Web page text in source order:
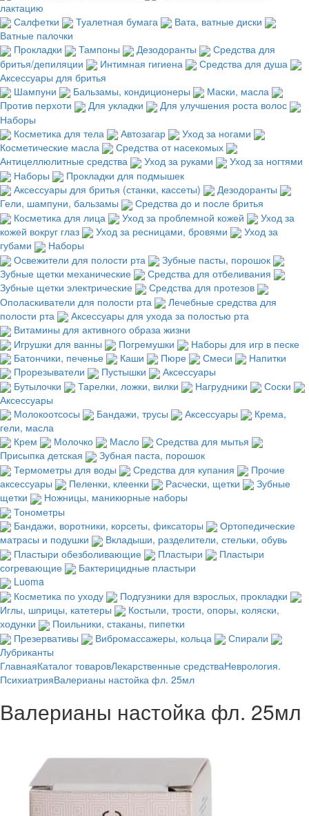
лактацию
Салфетки
Туалетная бумага
Вата, ватные диски
Ватные палочки
Прокладки
Тампоны Дезодоранты
Средства для
бритья/депиляции
Интимная гигиена
Средства для душа
Аксессуары для бритья
Шампуни
Бальзамы, кондиционеры
Маски, масла
Против перхоти
Для укладки
Для улучшения роста волос
Наборы
Косметика для тела
Автозагар
Уход за ногами
Косметические масла
Средства от насекомых
Антицеллюлитные средства
Уход за руками
Уход за ногтями
Наборы
Прокладки для подмышек
Аксессуары для бритья (станки, кассеты)
Дезодоранты
Гели, шампуни, бальзамы
Средства до и после бритья
Косметика для лица
Уход за проблемной кожей
Уход за
кожей вокруг глаз
Уход за ресницами, бровями
Уход за
губами
Наборы
Освежители для полости рта
Зубные пасты, порошок
Зубные щетки механические
Средства для отбеливания
Зубные щетки электрические
Средства для протезов
Ополаскиватели для полости рта
Лечебные средства для
полости рта
Аксессуары для ухода за полостью рта
Витамины для активного образа жизни
Игрушки для ванны
Погремушки
Наборы для игр в песке
Батончики, печенье
Каши Пюре Смеси
Напитки
Прорезыватели
Пустышки
Аксессуары
Бутылочки
Тарелки, ложки, вилки Нагрудники
Соски
Аксессуары
Молокоотсосы
Бандажи, трусы Аксессуары
Крема,
гели, масла
Крем
Молочко Масло
Средства для мытья
Присыпка детская
Зубная паста, порошок
Термометры для воды
Средства для купания
Прочие
аксессуары
Пеленки, клеенки Расчески, щетки
Зубные
щетки
Ножницы, маникюрные наборы
Тонометры
Бандажи, воротники, корсеты, фиксаторы
Ортопедические
матрасы и подушки
Вкладыши, разделители, стельки, обувь
Пластыри обезболивающие
Пластыри
Пластыри
согревающие
Бактерицидные пластыри
Luoma
Косметика по уходу
Подгузники для взрослых, прокладки
Иглы, шприцы, катетеры
Костыли, трости, опоры, коляски,
ходунки
Поильники, стаканы, пипетки
Презервативы
Вибромассажеры, кольца
Спирали
Лубриканты
ГлавнаяКаталог товаровЛекарственные средстваНеврология.
ПсихиатрияВалерианы настойка фл. 25мл
Валерианы настойка фл. 25мл